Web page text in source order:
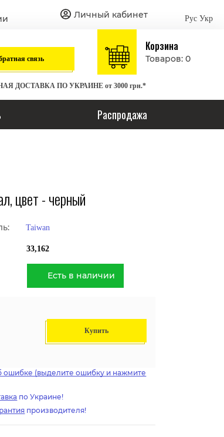
Личный кабинет Рус Укр
связь
Корзина
Товаров: 0
ДОСТАВКА ПО УКРАИНЕ от 3000 грн.*
Распродажа
цвет - черный
Taiwan
33,162
Есть в наличии
Купить
ошибке (выделите ошибку и нажмите
по Украине!
производителя!